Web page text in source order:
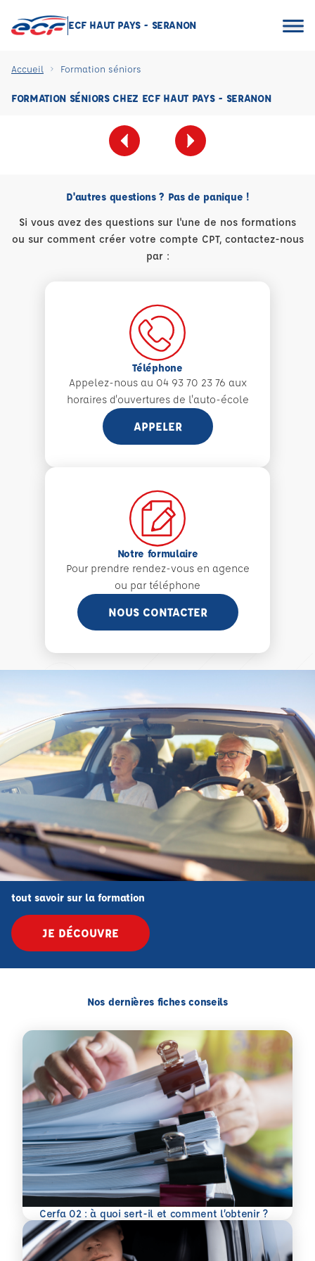
ECF HAUT PAYS - SERANON
Accueil Formation séniors
FORMATION SÉNIORS CHEZ ECF HAUT PAYS - SERANON
D'autres questions ? Pas de panique !
Si vous avez des questions sur l'une de nos formations
ou sur comment créer votre compte CPT, contactez-nous
par :
Téléphone
Appelez-nous au 04 93 70 23 76 aux
horaires d'ouvertures de l'auto-école
APPELER
Notre formulaire
Pour prendre rendez-vous en agence
ou par téléphone
NOUS CONTACTER
tout savoir sur la formation
JE DÉCOUVRE
Nos dernières fiches conseils
Cerfa 02 : à quoi sert-il et comment l’obtenir ?
En savoir plus